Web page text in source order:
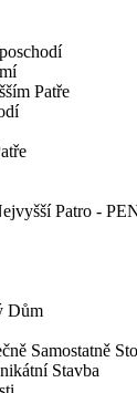
Patře
Patro -
Dům
Samostatně
Stavba